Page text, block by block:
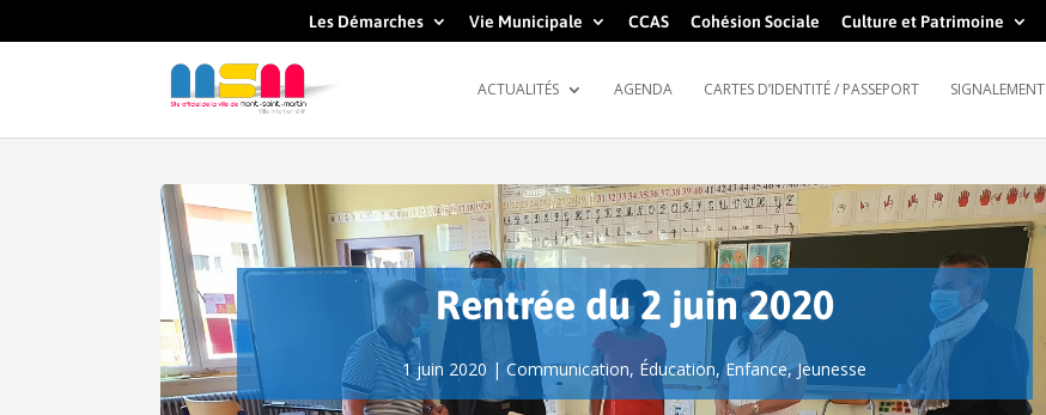
Les Démarches Vie Municipale CCAS Cohésion Sociale Culture et Patrimoine
ACTUALITÉS AGENDA CARTES D’IDENTITÉ / PASSEPORT SIGNALEMENT
Rentrée du 2 juin 2020
1 juin 2020 |Communication, Éducation,Enfance,Jeunesse